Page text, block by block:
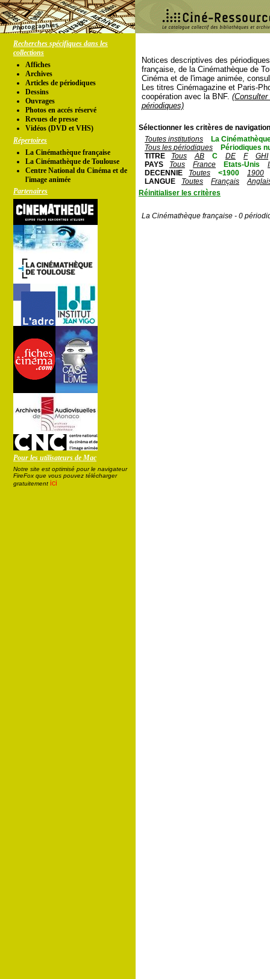
Recherches spécifiques dans les
collections
Affiches
Archives
Articles de périodiques
Dessins
Ouvrages
Photos en accés réservé
Revues de presse
Vidéos (DVD et VHS)
Répertoires
La Cinémathèque française
La Cinémathèque de Toulouse
Centre National du Cinéma et de
l'image animée
Partenaires
Pour les utilisateurs de Mac
Notre site est optimisé pour le navigateur
FireFox que vous pouvez télécharger
gratuitement ici
Notices descriptives des
française, de la Cinémathèque de
Cinéma et de l'image animée,
Les titres Cinémagazine et Paris-
coopération avec la BNF.
périodiques)
Sélectionner les critères de
Toutes institutions
La
Tous les périodiques
Périodiques
TITRE
Tous AB C DE F
GHI
PAYS
Tous France Etats-Unis
DECENNIE
Toutes <1900
1900
LANGUE
Toutes Français
Réinitialiser les critères
La Cinémathèque française - 0